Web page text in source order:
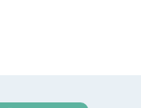
options